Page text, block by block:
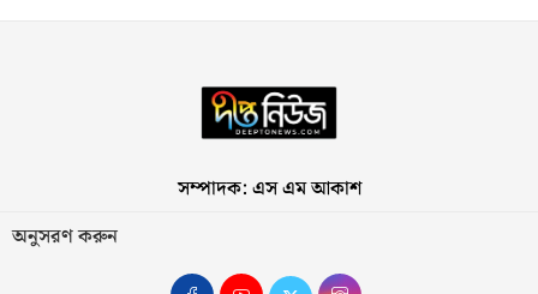
সম্পাদক: এস এম আকাশ
অনুসরণ করুন